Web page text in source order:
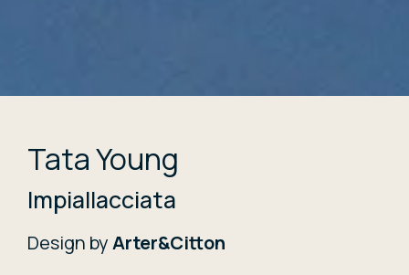
Tata Young
Impiallacciata
Design byArter&Citton